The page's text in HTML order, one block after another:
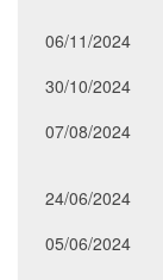
06/11/2024
30/10/2024
07/08/2024
24/06/2024
05/06/2024